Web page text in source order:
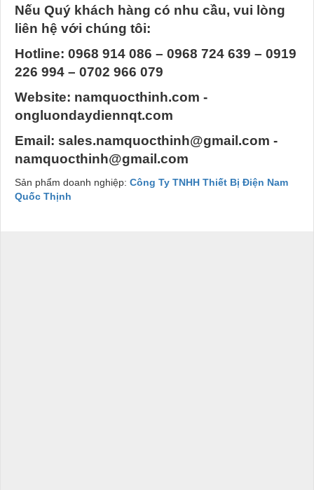
Nếu Quý khách hàng có nhu cầu, vui lòng
liên hệ với chúng tôi:
Hotline: 0968 914 086 – 0968 724 639 – 0919
226 994 – 0702 966 079
Website: namquocthinh.com -
ongluondaydiennqt.com
Email: sales.namquocthinh@gmail.com -
namquocthinh@gmail.com
Sản phẩm doanh nghiệp: Công Ty TNHH Thiết Bị Điện Nam
Quốc Thịnh